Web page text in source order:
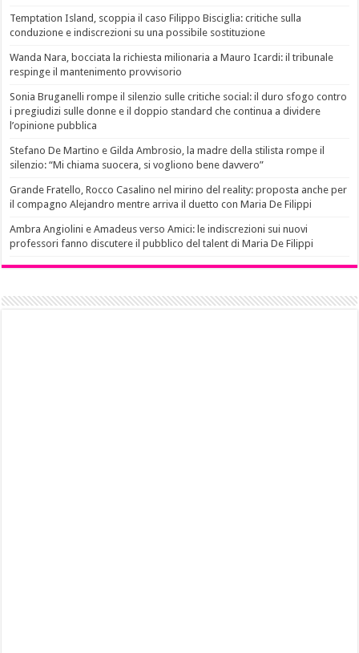
Temptation Island, scoppia il caso Filippo Bisciglia: critiche sulla
conduzione e indiscrezioni su una possibile sostituzione
Wanda Nara, bocciata la richiesta milionaria a Mauro Icardi: il tribunale
respinge il mantenimento provvisorio
Sonia Bruganelli rompe il silenzio sulle critiche social: il duro sfogo contro
i pregiudizi sulle donne e il doppio standard che continua a dividere
l’opinione pubblica
Stefano De Martino e Gilda Ambrosio, la madre della stilista rompe il
silenzio: “Mi chiama suocera, si vogliono bene davvero”
Grande Fratello, Rocco Casalino nel mirino del reality: proposta anche per
il compagno Alejandro mentre arriva il duetto con Maria De Filippi
Ambra Angiolini e Amadeus verso Amici: le indiscrezioni sui nuovi
professori fanno discutere il pubblico del talent di Maria De Filippi